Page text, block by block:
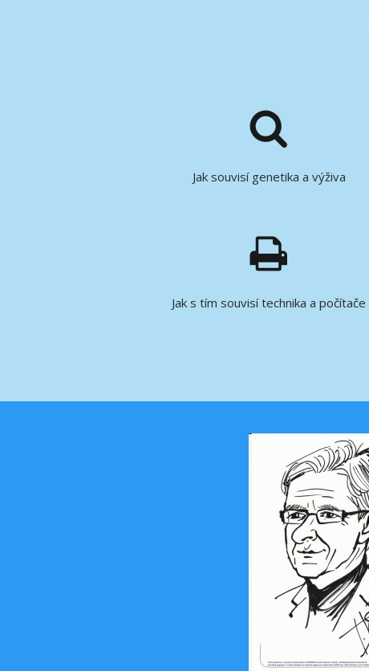
Jak souvisí genetika a výživa
Jak s tím souvisí technika a počítače